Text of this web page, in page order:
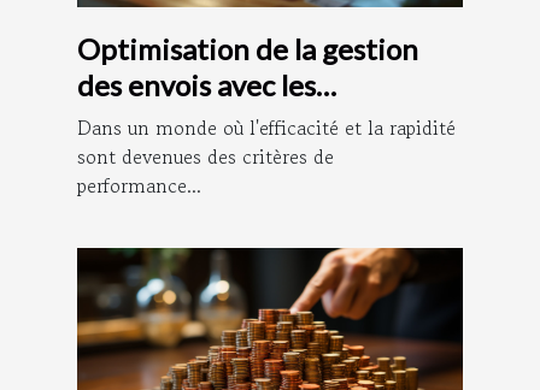
Optimisation de la gestion
des envois avec les
plateformes
d'affranchissement en ligne
Dans un monde où l'efficacité et la rapidité
sont devenues des critères de
performance...